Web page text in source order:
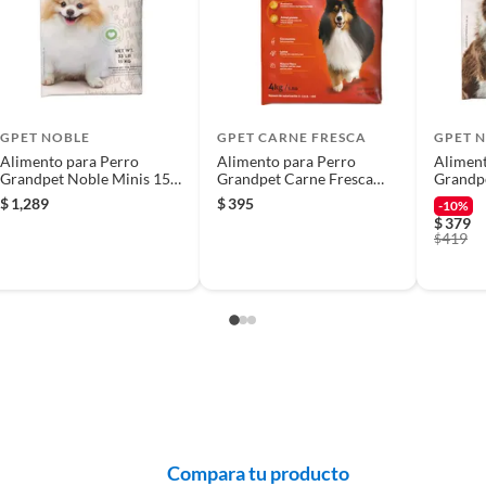
medianas y grandes. Su fórmula contiene prebióticos
digestibilidad para un desarrollo muscular óptimo.
para un pelaje brillante y saludable. El sabor a pavo,
producto.
GPET NOBLE
Alimento para Perro
Grandpet Noble Minis 15
Kg
$1,289
GPET CARNE FRESCA
Alimento para Perro
Grandpet Carne Fresca
Force 4 Kg
$395
GPET
4Kg
-10%
$379
$419
Compara tu producto